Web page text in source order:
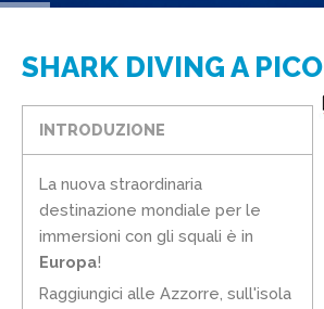
SHARK DIVING A PICO
INTRODUZIONE
La nuova straordinaria
destinazione mondiale per le
immersioni con gli squali è in
Europa!
Raggiungici alle Azzorre, sull'isola